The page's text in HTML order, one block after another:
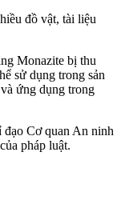
đồ vật, tài liệu
Monazite bị thu
sử dụng trong sản
ứng dụng trong
Cơ quan An ninh
pháp luật.